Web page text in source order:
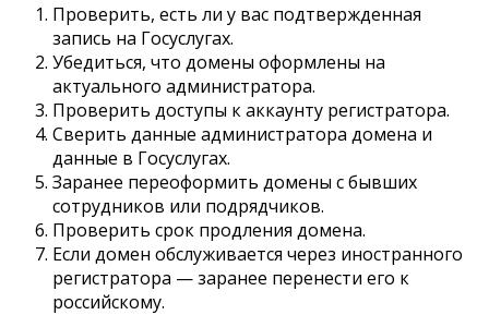
Проверить, есть ли у вас подтвержденная
запись на Госуслугах.
Убедиться, что домены оформлены на
актуального администратора.
Проверить доступы к аккаунту регистратора.
Сверить данные администратора домена и
данные в Госуслугах.
Заранее переоформить домены с бывших
сотрудников или подрядчиков.
Проверить срок продления домена.
Если домен обслуживается через иностранного
регистратора — заранее перенести его к
российскому.